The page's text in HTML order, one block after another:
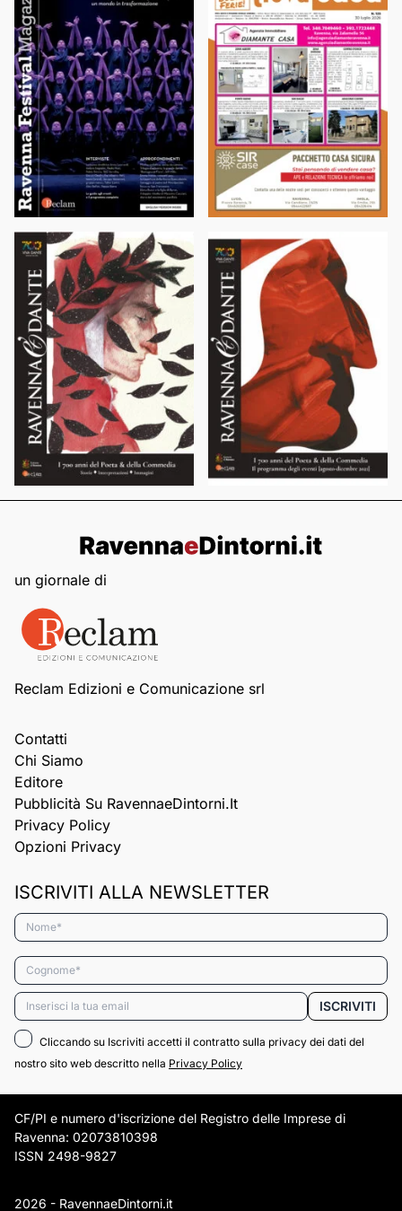
un giornale di
Reclam Edizioni e Comunicazione srl
Contatti
Chi Siamo
Editore
Pubblicità Su RavennaeDintorni.it
Privacy Policy
Opzioni Privacy
ISCRIVITI ALLA NEWSLETTER
Nome*
Cognome*
Email* ISCRIVITI
Cliccando su Iscriviti accetti il contratto sulla privacy dei dati del
nostro sito web descritto nella Privacy Policy
CF/PI e numero d'iscrizione del Registro delle Imprese di
Ravenna: 02073810398
ISSN 2498-9827
2026 - RavennaeDintorni.it